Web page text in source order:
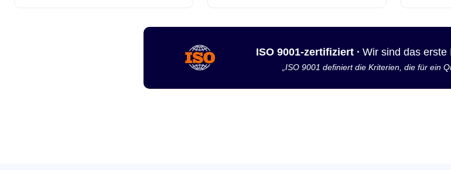
ISO 9001-zertifiziert · Wir sind das erste
„ISO 9001 definiert die Kriterien, die für ein